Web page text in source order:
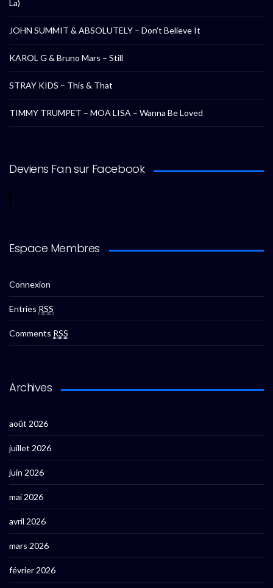
La)
JOHN SUMMIT & ABSOLUTELY – Don’t Believe It
KAROL G & Bruno Mars – Still
STRAY KIDS – This & That
TIMMY TRUMPET – MOA LISA – Wanna Be Loved
Deviens Fan sur Facebook
Espace Membres
Connexion
Entries RSS
Comments RSS
Archives
août 2026
juillet 2026
juin 2026
mai 2026
avril 2026
mars 2026
février 2026